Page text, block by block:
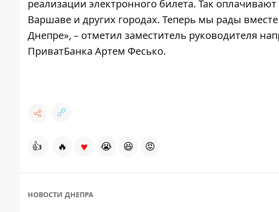
реализации электронного билета. Так
Варшаве и других городах. Теперь мы рады
Днепре», – отметил заместитель руководителя
ПриватБанка Артем Фесько.
👍 🔥 ♥ 😭 😆 😡
НОВОСТИ ДНЕПРА